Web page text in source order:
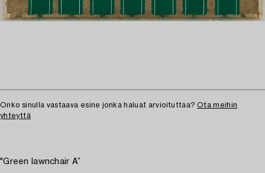
Onko sinulla vastaava esine jonka haluat arvioituttaa? Ota meihin
yhteyttä
"Green lawnchair A”